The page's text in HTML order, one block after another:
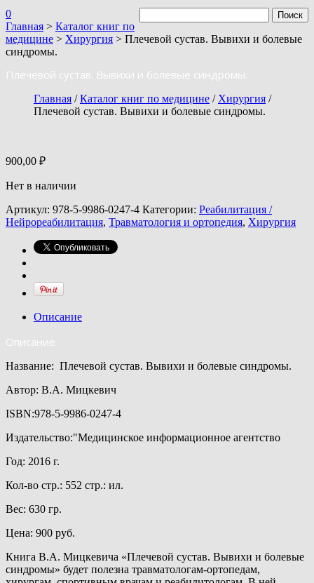
0
Главная > Каталог книг по
медицине > Хирургия > Плечевой сустав. Вывихи и болевые
синдромы.
Плечевой сустав. Вывихи и болевые синдромы.
Главная /Каталог книг по медицине / Хирургия /
Плечевой сустав. Вывихи и болевые синдромы.
900,00 ₽
Нет в наличии
Артикул: 978-5-9986-0247-4 Категории: Реабилитация /
Нейрореабилитация, Травматология и ортопедия, Хирургия
Описание
Описание
Название: Плечевой сустав. Вывихи и болевые синдромы.
Автор: В.А. Мицкевич
ISBN:978-5-9986-0247-4
Издательство:"Медицинское информационное агентство
Год: 2016 г.
Кол-во стр.: 552 стр.: ил.
Вес: 630 гр.
Цена: 900 руб.
Книга В.А. Мицкевича «Плечевой сустав. Вывихи и болевые
синдромы» будет полезна травматологам-ортопедам,